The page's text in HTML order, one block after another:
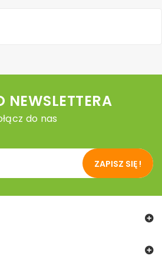
NEWSLETTERA
do nas
ZAPISZ SIĘ !